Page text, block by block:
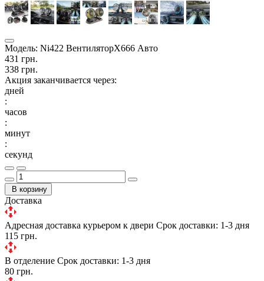
Модель: Ni422 ВентиляторX666 Авто
431 грн.
338 грн.
Акция заканчивается через:
дней
:
часов
:
минут
:
секунд
В корзину
Доставка
Адресная доставка курьером к двери Срок доставки: 1-3 дня
115 грн.
В отделение Срок доставки: 1-3 дня
80 грн.